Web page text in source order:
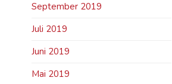
September 2019
Juli 2019
Juni 2019
Mai 2019